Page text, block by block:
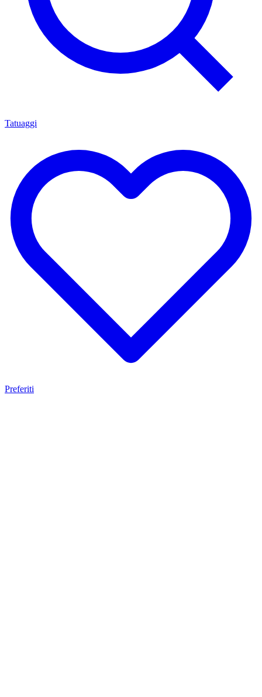
Tatuaggi
Preferiti